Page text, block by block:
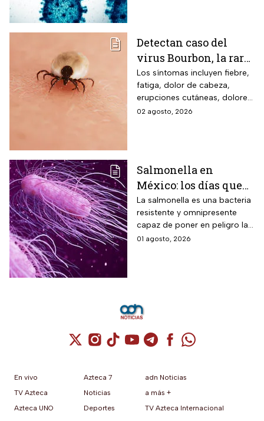
Detectan caso del
virus Bourbon, la rara
enfermedad
transmitida por
garrapatas que no
tiene cura ni vacuna
Los síntomas incluyen fiebre,
fatiga, dolor de cabeza,
erupciones cutáneas, dolores
musculares, náuseas y
02 agosto, 2026
Salmonella en
México: los días que
dura la bacteria en el
cuerpo humano
La salmonella es una bacteria
resistente y omnipresente
capaz de poner en peligro la
vida de una persona
01 agosto, 2026
Cuenta de X / Twitter (se abre en una
Cuenta de Instagram (se abre en una
Cuenta de TikTok (se abre en
Cuenta de YouTube (se abre
Cuenta de Telegram (se
Cuenta de
Cuenta de
En vivo
TV Azteca
Azteca UNO
Azteca 7
Noticias
Deportes
adn Noticias
a más +
TV Azteca Internacional